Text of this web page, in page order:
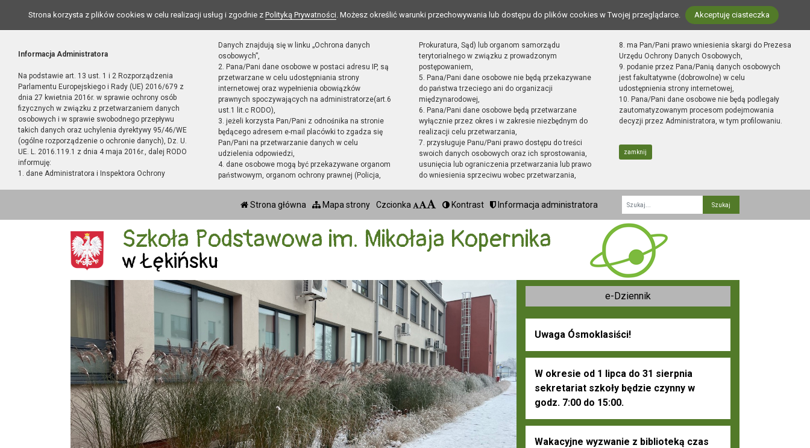
Strona korzysta z plików cookies w celu realizacji usług i zgodnie z Polityką Prywatności. Możesz określić warunki przechowywania lub dostępu do plików cookies w Twojej przeglądarce. Akceptuję ciasteczka
Informacja Administratora
Na podstawie art. 13 ust. 1 i 2 Rozporządzenia
Parlamentu Europejskiego i Rady (UE) 2016/679 z
dnia 27 kwietnia 2016r. w sprawie ochrony osób
fizycznych w związku z przetwarzaniem danych
osobowych i w sprawie swobodnego przepływu
takich danych oraz uchylenia dyrektywy 95/46/WE
(ogólne rozporządzenie o ochronie danych), Dz. U.
UE. L. 2016.119.1 z dnia 4 maja 2016r., dalej RODO
informuję:
1. dane Administratora i Inspektora Ochrony
Danych znajdują się w linku „Ochrona danych
osobowych”,
2. Pana/Pani dane osobowe w postaci adresu IP, są
przetwarzane w celu udostępniania strony
internetowej oraz wypełnienia obowiązków
prawnych spoczywających na administratorze(art.6
ust.1 lit.c RODO),
3. jeżeli korzysta Pan/Pani z odnośnika na stronie
będącego adresem e-mail placówki to zgadza się
Pan/Pani na przetwarzanie danych w celu
udzielenia odpowiedzi,
4. dane osobowe mogą być przekazywane organom
państwowym, organom ochrony prawnej (Policja,
Prokuratura, Sąd) lub organom samorządu
terytorialnego w związku z prowadzonym
postępowaniem,
5. Pana/Pani dane osobowe nie będą przekazywane
do państwa trzeciego ani do organizacji
międzynarodowej,
6. Pana/Pani dane osobowe będą przetwarzane
wyłącznie przez okres i w zakresie niezbędnym do
realizacji celu przetwarzania,
7. przysługuje Panu/Pani prawo dostępu do treści
swoich danych osobowych oraz ich sprostowania,
usunięcia lub ograniczenia przetwarzania lub prawo
do wniesienia sprzeciwu wobec przetwarzania,
8. ma Pan/Pani prawo wniesienia skargi do Prezesa
Urzędu Ochrony Danych Osobowych,
9. podanie przez Pana/Panią danych osobowych
jest fakultatywne (dobrowolne) w celu
udostępnienia strony internetowej,
10. Pana/Pani dane osobowe nie będą podlegały
zautomatyzowanym procesom podejmowania
decyzji przez Administratora, w tym profilowaniu.
zamknij
Strona główna Mapa strony Czcionka Kontrast Informacja administratora
Fraza
Szkoła Podstawowa im. Mikołaja Kopernika
w Łękińsku
e-Dziennik
Uwaga Ósmoklasiści!
W okresie od 1 lipca do 31 sierpnia
sekretariat szkoły będzie czynny w
godz. 7:00 do 15:00.
Wakacyjne wyzwanie z biblioteką czas